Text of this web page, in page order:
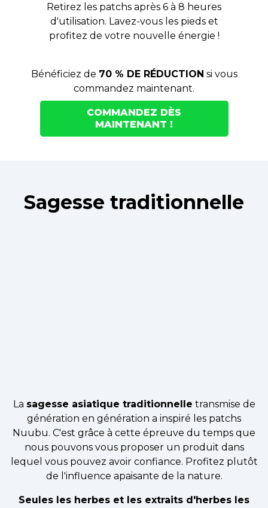
Retirez les patchs après 6 à 8 heures
d'utilisation. Lavez-vous les pieds et
profitez de votre nouvelle énergie !
Bénéficiez de 70 % DE RÉDUCTION si vous
commandez maintenant.
COMMANDEZ DÈS
MAINTENANT !
Sagesse traditionnelle
La sagesse asiatique traditionnelle transmise de
génération en génération a inspiré les patchs
Nuubu. C'est grâce à cette épreuve du temps que
nous pouvons vous proposer un produit dans
lequel vous pouvez avoir confiance. Profitez plutôt
de l'influence apaisante de la nature.
Seules les herbes et les extraits d'herbes les